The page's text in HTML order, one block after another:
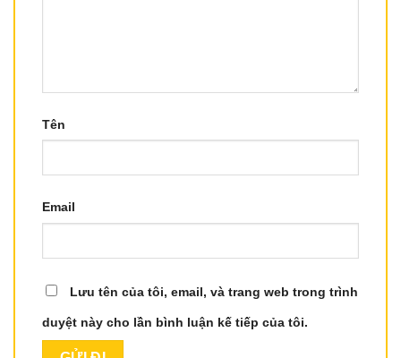
Tên
Email
Lưu tên của tôi, email, và trang web trong trình
duyệt này cho lần bình luận kế tiếp của tôi.